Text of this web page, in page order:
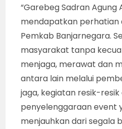
“Garebeg Sadran Agung
mendapatkan perhatian
Pemkab Banjarnegara.
masyarakat tanpa
menjaga, merawat dan
antara lain melalui
jaga, kegiatan resik-resik
penyelenggaraan event
menjauhkan dari segala